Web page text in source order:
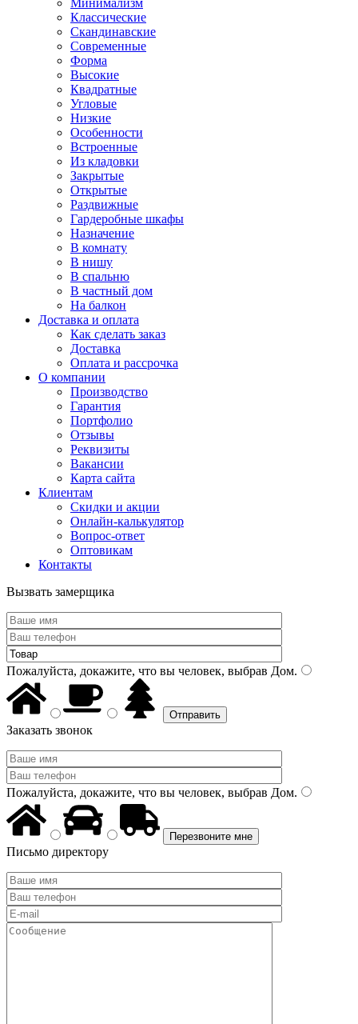
Минимализм
Классические
Скандинавские
Современные
Форма
Высокие
Квадратные
Угловые
Низкие
Особенности
Встроенные
Из кладовки
Закрытые
Открытые
Раздвижные
Гардеробные шкафы
Назначение
В комнату
В нишу
В спальню
В частный дом
На балкон
Доставка и оплата
Как сделать заказ
Доставка
Оплата и рассрочка
О компании
Производство
Гарантия
Портфолио
Отзывы
Реквизиты
Вакансии
Карта сайта
Клиентам
Скидки и акции
Онлайн-калькулятор
Вопрос-ответ
Оптовикам
Контакты
Вызвать замерщика
Пожалуйста, докажите, что вы человек, выбрав Дом.
Заказать звонок
Пожалуйста, докажите, что вы человек, выбрав Дом.
Письмо директору